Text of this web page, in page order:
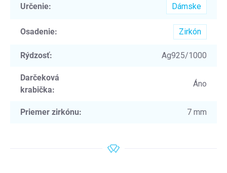
Určenie: Dámske
Osadenie: Zirkón
Rýdzosť: Ag925/1000
Darčeková
krabička:
Áno
Priemer zirkónu: 7 mm